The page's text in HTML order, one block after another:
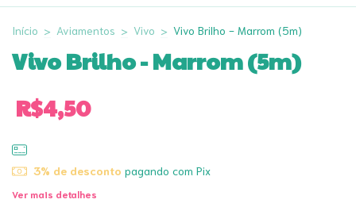
Início > Aviamentos > Vivo > Vivo Brilho - Marrom (5m)
Vivo Brilho - Marrom (5m)
R$4,50
3% de desconto pagando com Pix
Ver mais detalhes